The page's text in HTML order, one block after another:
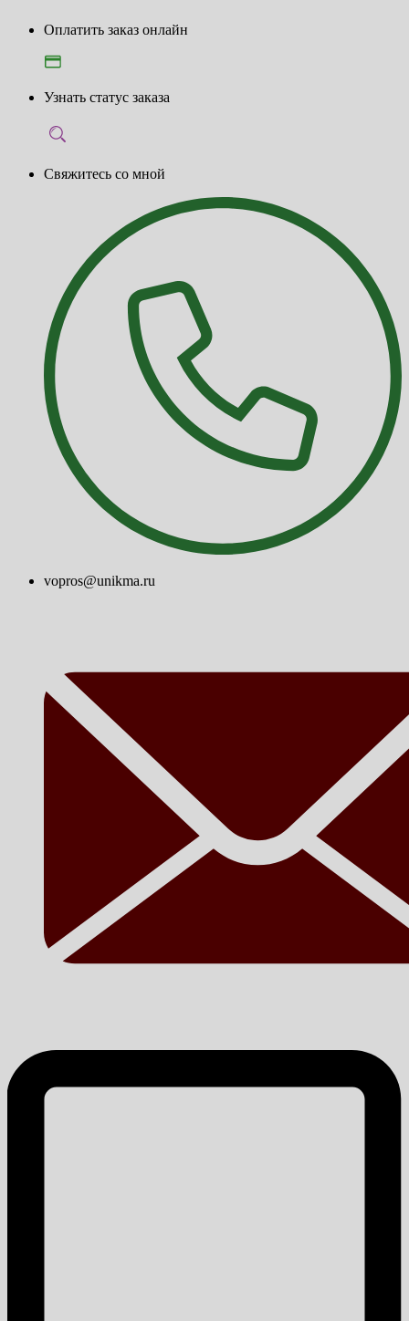
Оплатить заказ онлайн
Узнать статус заказа
Свяжитесь со мной
vopros@unikma.ru